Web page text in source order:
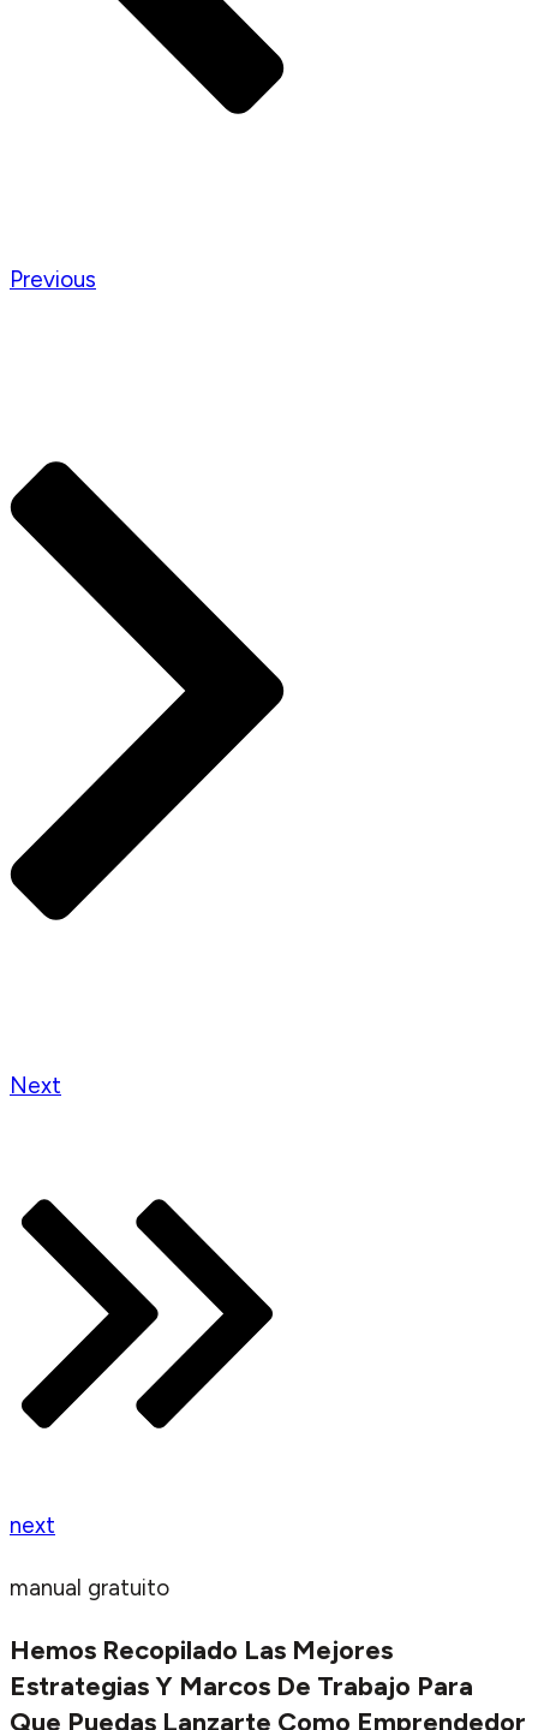
Previous
Next
next
manual gratuito
Hemos Recopilado Las Mejores
Estrategias Y Marcos De Trabajo Para
Que Puedas Lanzarte Como Emprendedor